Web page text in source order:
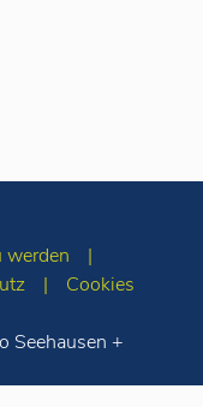
werden
Cookies
Seehausen +